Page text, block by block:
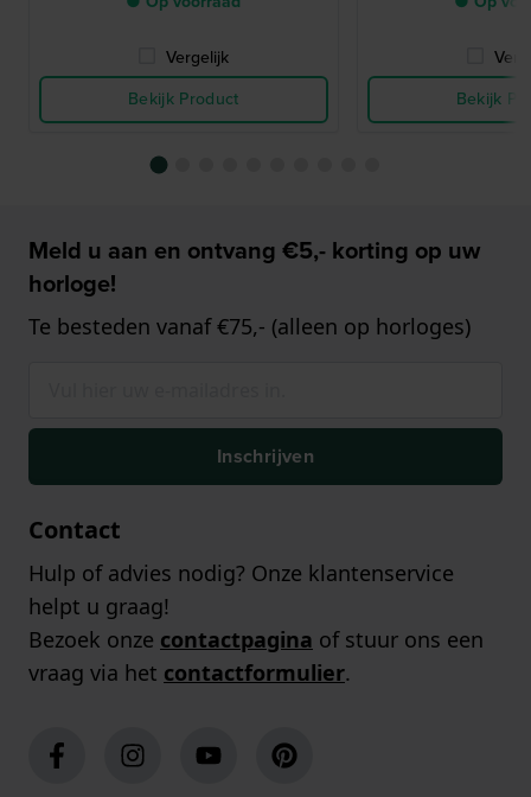
Vergelijk
Bekijk Product
Bekijk
Meld u aan en ontvang €5,- korting op uw
horloge!
Te besteden vanaf €75,- (alleen op horloges)
Inschrijven
Contact
Hulp of advies nodig? Onze klantenservice
helpt u graag!
Bezoek onze contactpagina of stuur ons een
vraag via het contactformulier.